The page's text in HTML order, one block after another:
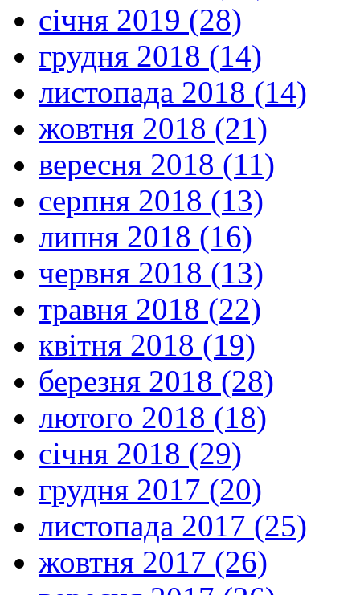
січня 2019 (28)
грудня 2018 (14)
листопада 2018 (14)
жовтня 2018 (21)
вересня 2018 (11)
серпня 2018 (13)
липня 2018 (16)
червня 2018 (13)
травня 2018 (22)
квітня 2018 (19)
березня 2018 (28)
лютого 2018 (18)
січня 2018 (29)
грудня 2017 (20)
листопада 2017 (25)
жовтня 2017 (26)